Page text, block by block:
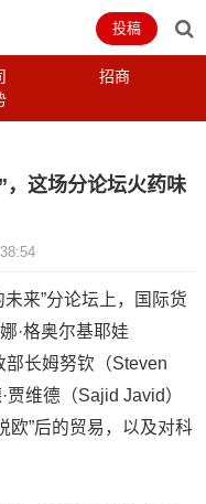
招商
投稿
，这场分论坛火药味
来”分论坛上，国际货
·格奥尔基耶娃
部长姆努钦（Steven
维德（Sajid Javid）
欧”后的贸易，以及对科